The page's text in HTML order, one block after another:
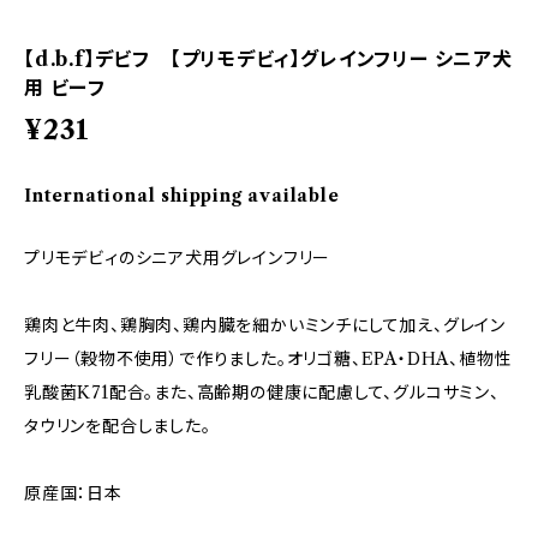
【d.b.f】デビフ 【プリモデビィ】グレインフリー シニア犬
用 ビーフ
¥231
International shipping available
プリモデビィのシニア犬用グレインフリー
鶏肉と牛肉、鶏胸肉、鶏内臓を細かいミンチにして加え、グレイン
フリー（穀物不使用）で作りました。オリゴ糖、EPA・DHA、植物性
乳酸菌K71配合。また、高齢期の健康に配慮して、グルコサミン、
タウリンを配合しました。
原産国：日本